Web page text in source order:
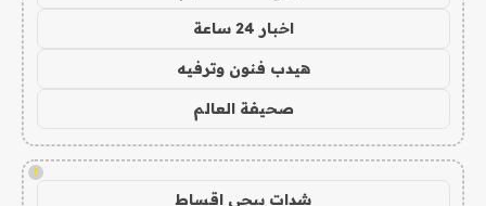
اخبار 24 ساعة
هيدب فنون وترفيه
صحيفة العالم
!
شدات ببجي اقساط